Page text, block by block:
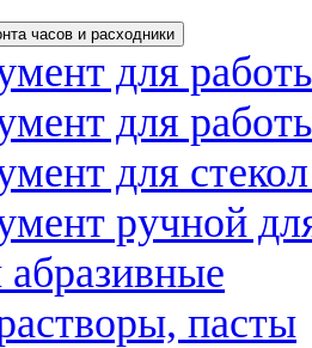
часов и расходники
для
для
для
ручной
пасты